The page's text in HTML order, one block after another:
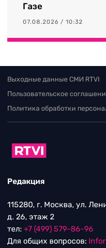
Газе
07.08.2026 / 10:32
Выходные данные СМИ RTVI
Пользовательское
Политика обработки
Редакция
115280, г. Москва, ул.
д. 26, этаж 2
тел: +7 (499) 579-86-96
Для общих вопросов: